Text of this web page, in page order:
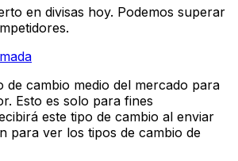
en divisas hoy. Podemos superar
de cambio medio del mercado para
Esto es solo para fines
este tipo de cambio al enviar
para ver los tipos de cambio de